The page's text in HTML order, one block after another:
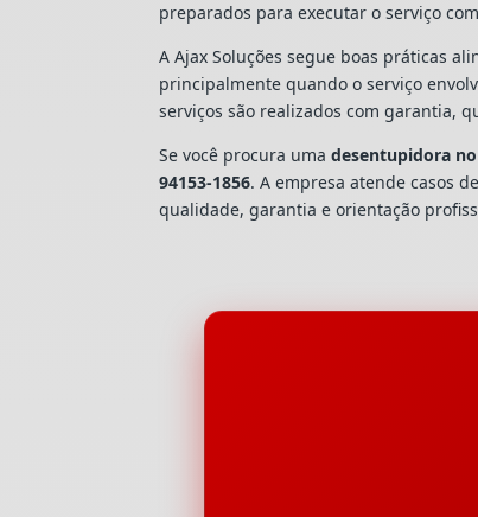
preparados para executar o serviço
A Ajax Soluções segue boas práticas
principalmente quando o serviço
serviços são realizados com garantia,
Se você procura umadesentupidora no
94153-1856. A empresa atende casos
qualidade, garantia e orientação